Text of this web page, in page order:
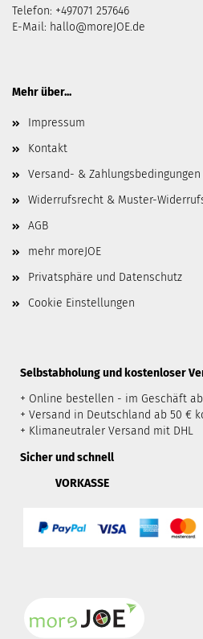
Telefon: +497071 257646
E-Mail: hallo@moreJOE.de
Mehr über...
Impressum
Kontakt
Versand- & Zahlungsbedingungen
Widerrufsrecht & Muster-
AGB
mehr moreJOE
Privatsphäre und Datenschutz
Cookie Einstellungen
​Selbstabholung und kostenloser
+ Online bestellen - im Geschäft
+ Versand in Deutschland ab 50 €
+ Klimaneutraler Versand mit DHL
Sicher und schnell
VORKASSE